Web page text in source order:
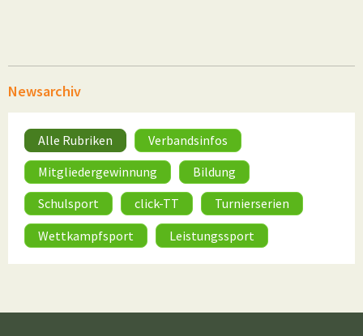
Newsarchiv
Alle Rubriken
Verbandsinfos
Mitgliedergewinnung
Bildung
Schulsport
click-TT
Turnierserien
Wettkampfsport
Leistungssport